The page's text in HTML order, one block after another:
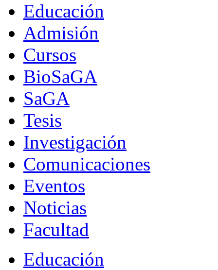
Educación
Admisión
Cursos
BioSaGA
SaGA
Tesis
Investigación
Comunicaciones
Eventos
Noticias
Facultad
Educación